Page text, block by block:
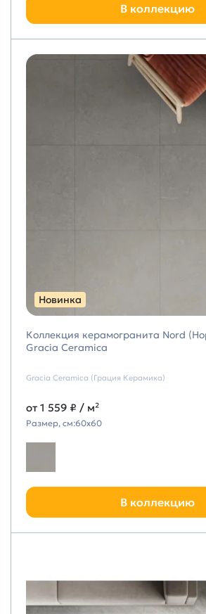
В коллекцию
Новинка
Коллекция керамогранита Nord
Gracia Ceramica
Gracia Ceramica (Грация Керамика)
от 1 559 ₽ / м²
Размер, см:60х60
В коллекцию